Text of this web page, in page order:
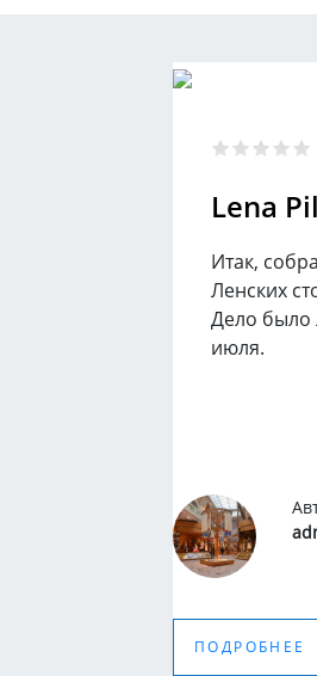
Lena
Итак,
Ленских
Дело было
июля.
ПОДРОБНЕЕ